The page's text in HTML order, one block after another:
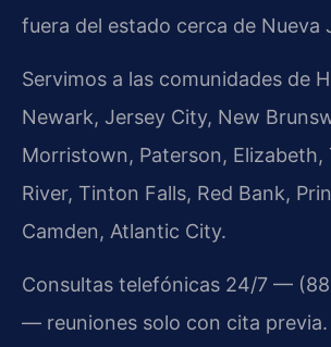
fuera del estado cerca de Nueva
Servimos a las comunidades de
Newark, Jersey City, New
Morristown, Paterson, Elizabeth,
River, Tinton Falls, Red Bank,
Camden, Atlantic City.
Consultas telefónicas 24/7 —
— reuniones solo con cita previa.